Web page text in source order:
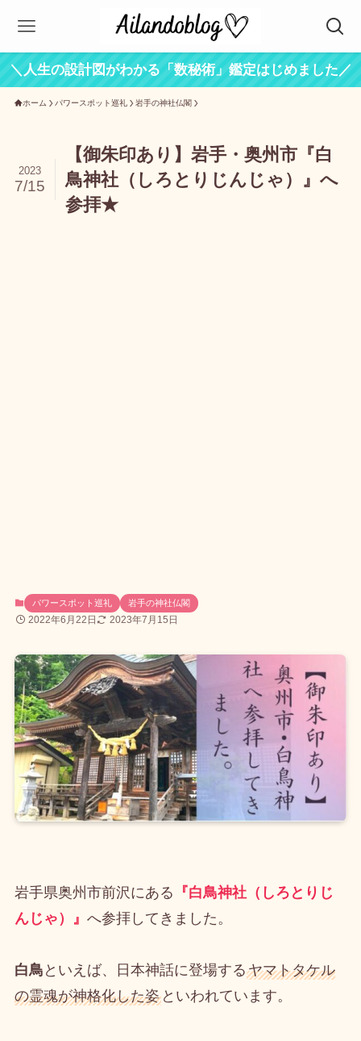
＼人生の設計図がわかる「数秘術」鑑定はじめました／
ホーム パワースポット巡礼 岩手の神社仏閣
【御朱印あり】岩手・奥州市『白
鳥神社（しろとりじんじゃ）』へ
参拝★
2023
7/15
パワースポット巡礼 岩手の神社仏閣
2022年6月22日 2023年7月15日
岩手県奥州市前沢にある 『白鳥神社（しろとりじ
んじゃ）』 へ参拝してきました。
白鳥 といえば、日本神話に登場するヤマトタケル
の霊魂が神格化した姿といわれています。